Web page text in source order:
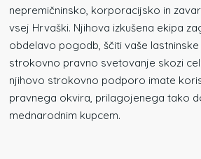
nepremičninsko, korporacijsko in
vsej Hrvaški. Njihova izkušena ekipa
obdelavo pogodb, ščiti vaše
strokovno pravno svetovanje skozi
njihovo strokovno podporo imate
pravnega okvira, prilagojenega tako
mednarodnim kupcem.